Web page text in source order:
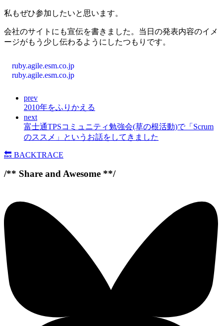
私もぜひ参加したいと思います。
会社のサイトにも宣伝を書きました。当日の発表内容のイメ
ージがもう少し伝わるようにしたつもりです。
ruby.agile.esm.co.jp
ruby.agile.esm.co.jp
prev
2010年をふりかえる
next
富士通TPSコミュニティ勉強会(草の根活動)で「Scrum
のススメ」というお話をしてきました
🔙 BACKTRACE
/** Share and Awesome **/